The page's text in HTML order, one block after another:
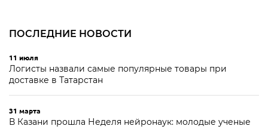
ПОСЛЕДНИЕ НОВОСТИ
11 июля
Логисты назвали самые популярные товары при
доставке в Татарстан
31 марта
В Казани прошла Неделя нейронаук: молодые ученые